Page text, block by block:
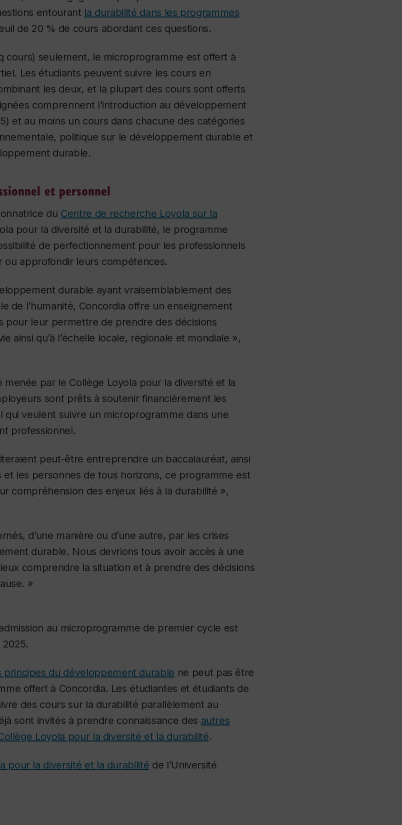
entourant la durabilité dans les programmes
de 20 % de cours abordant ces questions.
cours) seulement, le microprogramme est offert à
Les étudiants peuvent suivre les cours en
les deux, et la plupart des cours sont offerts
comprennent l’introduction au développement
et au moins un cours dans chacune des catégories
politique sur le développement durable et
durable.
et personnel
du Centre de recherche Loyola sur la
pour la diversité et la durabilité, le programme
de perfectionnement pour les professionnels
ou approfondir leurs compétences.
durable ayant vraisemblablement des
de l’humanité, Concordia offre un enseignement
pour leur permettre de prendre des décisions
ainsi qu’à l’échelle locale, régionale et mondiale »,
par le Collège Loyola pour la diversité et la
sont prêts à soutenir financièrement les
veulent suivre un microprogramme dans une
professionnel.
peut-être entreprendre un baccalauréat, ainsi
les personnes de tous horizons, ce programme est
compréhension des enjeux liés à la durabilité »,
d’une manière ou d’une autre, par les crises
durable. Nous devrions tous avoir accès à une
comprendre la situation et à prendre des décisions
»
au microprogramme de premier cycle est
principes du développement durable ne peut pas être
offert à Concordia. Les étudiantes et étudiants de
des cours sur la durabilité parallèlement au
sont invités à prendre connaissance des autres
Loyola pour la diversité et la durabilité.
pour la diversité et la durabilité de l’Université